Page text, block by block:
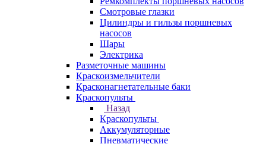
Смотровые глазки
Цилиндры и гильзы поршневых
насосов
Шары
Электрика
Разметочные машины
Краскоизмельчители
Красконагнетательные баки
Краскопульты
Назад
Краскопульты
Аккумуляторные
Пневматические